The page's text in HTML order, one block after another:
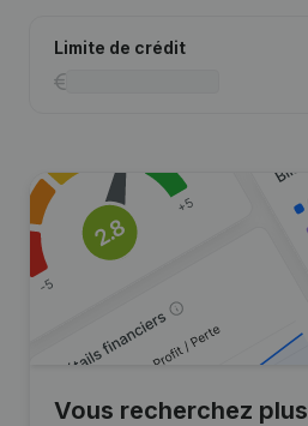
Limite de crédit
Vous recherchez plus